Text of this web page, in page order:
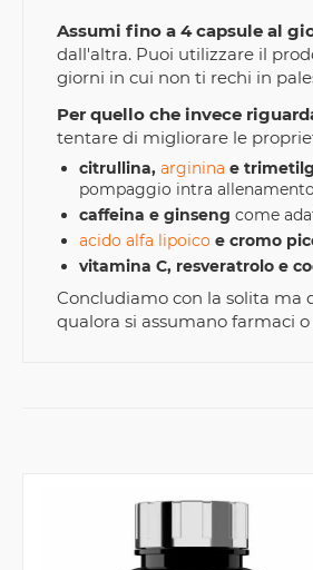
Assumi fino a 4 capsule al
dall'altra. Puoi utilizzare il
giorni in cui non ti rechi in
Per quello che invece
tentare di migliorare le
citrullina, arginina e
pompaggio intra
caffeina e ginseng come
acido alfa lipoico e cromo
vitamina C, resveratrolo e
Concludiamo con la solita ma
qualora si assumano farmaci